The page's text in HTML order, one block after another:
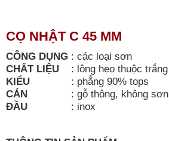
CỌ NHẬT C 45 MM
CÔNG DỤNG : các loại sơn
CHẤT LIỆU
: lông heo thuộc trắng
KIỂU
: phẳng 90% tops
CÁN
: gỗ thông, không sơn
ĐẦU
: inox